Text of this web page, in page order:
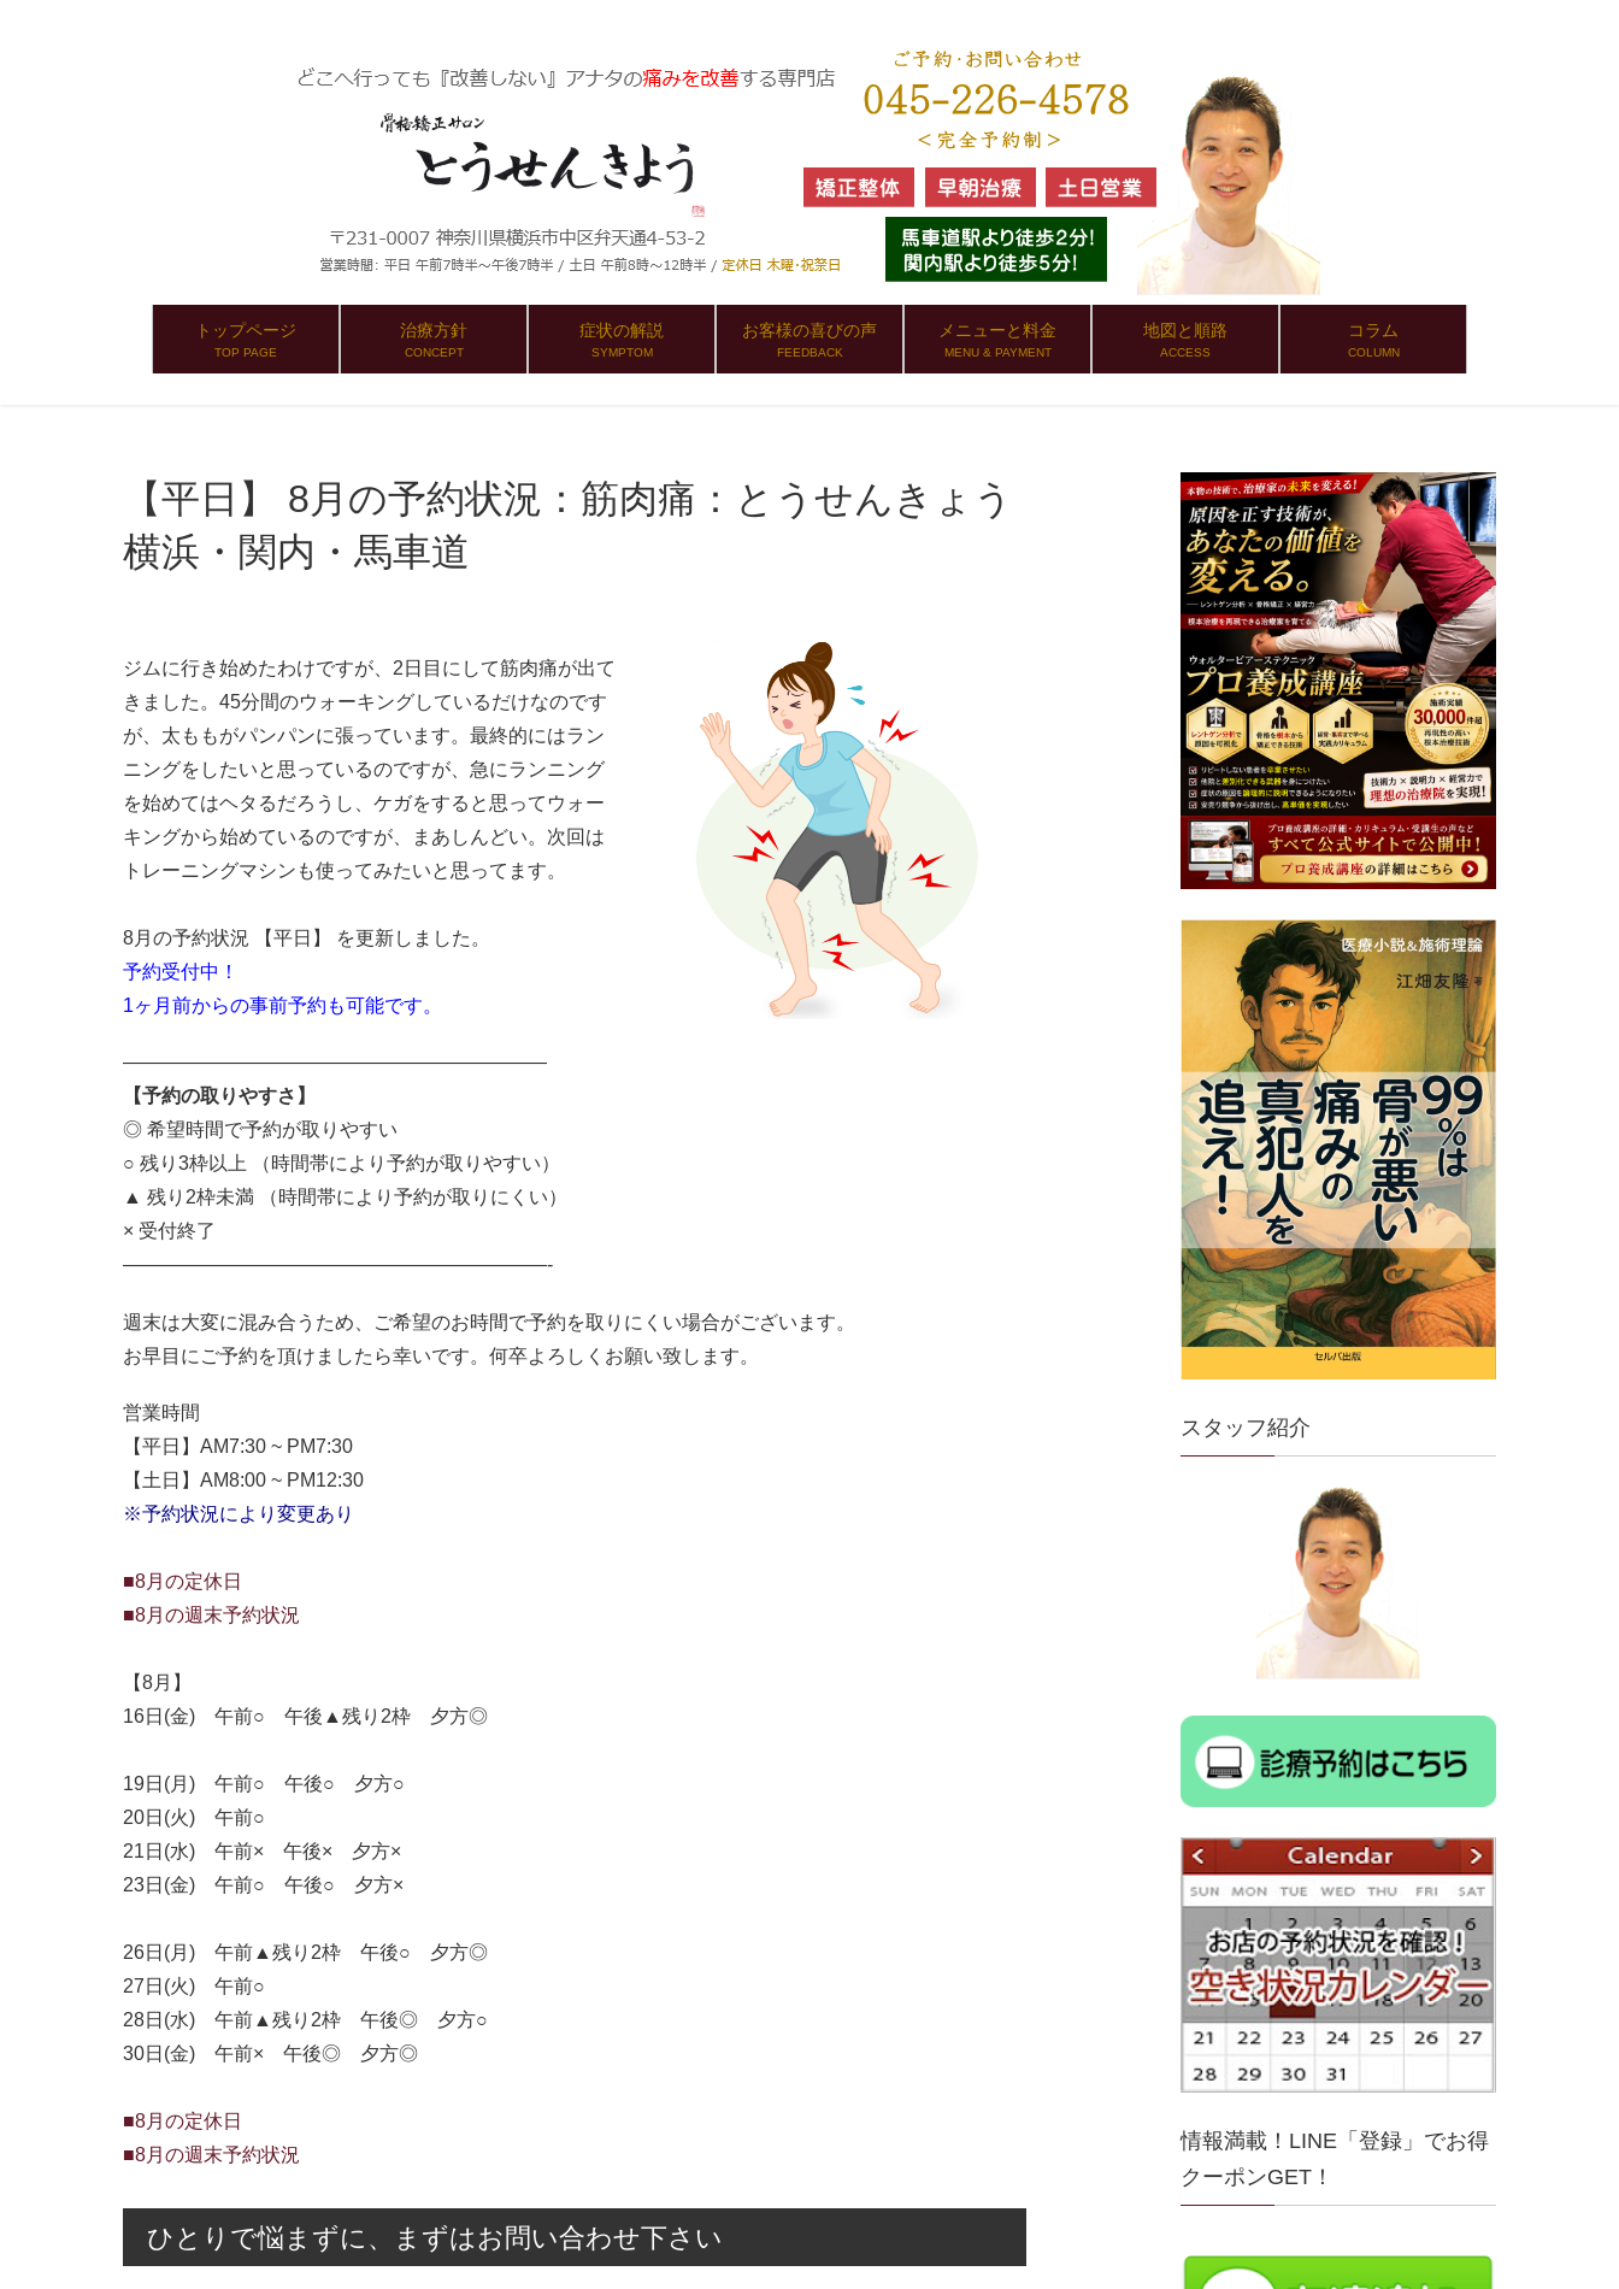
トップページ
TOP PAGE
治療方針
CONCEPT
症状の解説
SYMPTOM
お客様の喜びの声
FEEDBACK
メニューと料金
MENU & PAYMENT
地図と順路
ACCESS
コラム
COLUMN
【平日】 8月の予約状況：筋肉痛：とうせんきょう
横浜・関内・馬車道
ジムに行き始めたわけですが、2日目にして筋肉痛が出て
きました。45分間のウォーキングしているだけなのです
が、太ももがパンパンに張っています。最終的にはラン
ニングをしたいと思っているのですが、急にランニング
を始めてはヘタるだろうし、ケガをすると思ってウォー
キングから始めているのですが、まあしんどい。次回は
トレーニングマシンも使ってみたいと思ってます。
8月の予約状況 【平日】 を更新しました。
予約受付中！
1ヶ月前からの事前予約も可能です。
——————————————————————
【予約の取りやすさ】
◎ 希望時間で予約が取りやすい
○ 残り3枠以上 （時間帯により予約が取りやすい）
▲ 残り2枠未満 （時間帯により予約が取りにくい）
× 受付終了
——————————————————————-
週末は大変に混み合うため、ご希望のお時間で予約を取りにくい場合がございます。
お早目にご予約を頂けましたら幸いです。何卒よろしくお願い致します。
営業時間
【平日】AM7:30 ~ PM7:30
【土日】AM8:00 ~ PM12:30
※予約状況により変更あり
■8月の定休日
■8月の週末予約状況
【8月】
16日(金) 午前○ 午後▲残り2枠 夕方◎
19日(月) 午前○ 午後○ 夕方○
20日(火) 午前○
21日(水) 午前× 午後× 夕方×
23日(金) 午前○ 午後○ 夕方×
26日(月) 午前▲残り2枠 午後○ 夕方◎
27日(火) 午前○
28日(水) 午前▲残り2枠 午後◎ 夕方○
30日(金) 午前× 午後◎ 夕方◎
■8月の定休日
■8月の週末予約状況
ひとりで悩まずに、まずはお問い合わせ下さい
スタッフ紹介
情報満載！LINE「登録」でお得
クーポンGET！